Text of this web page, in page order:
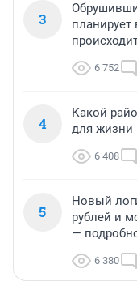
3
планирует
6 752
4
Какой
для жизни
6 408
5
Новый
рублей и
—
6 380